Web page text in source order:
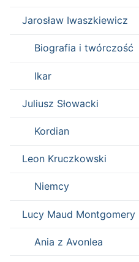
Jarosław Iwaszkiewicz
Biografia i twórczość
Ikar
Juliusz Słowacki
Kordian
Leon Kruczkowski
Niemcy
Lucy Maud Montgomery
Ania z Avonlea